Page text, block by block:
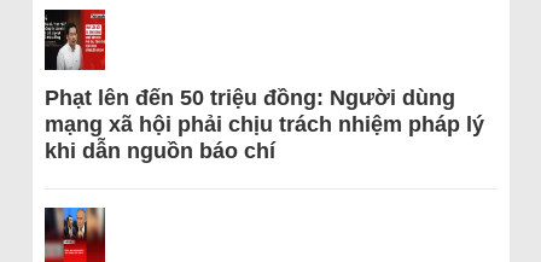
Phạt lên đến 50 triệu đồng: Người dùng
mạng xã hội phải chịu trách nhiệm pháp lý
khi dẫn nguồn báo chí